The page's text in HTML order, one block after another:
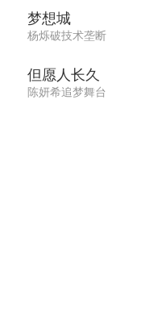
梦想城
杨烁破技术垄断
但愿人长久
陈妍希追梦舞台